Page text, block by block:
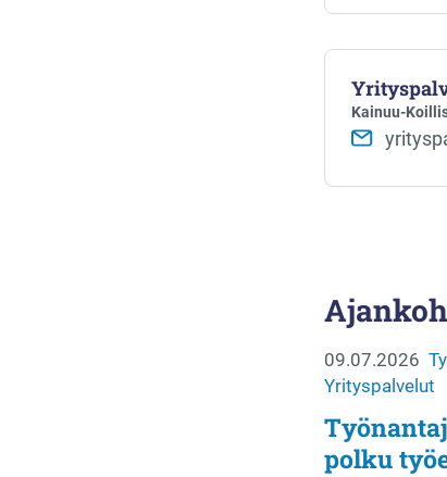
Kainuu-
09.07.2026
Yrityspalvelut
polku